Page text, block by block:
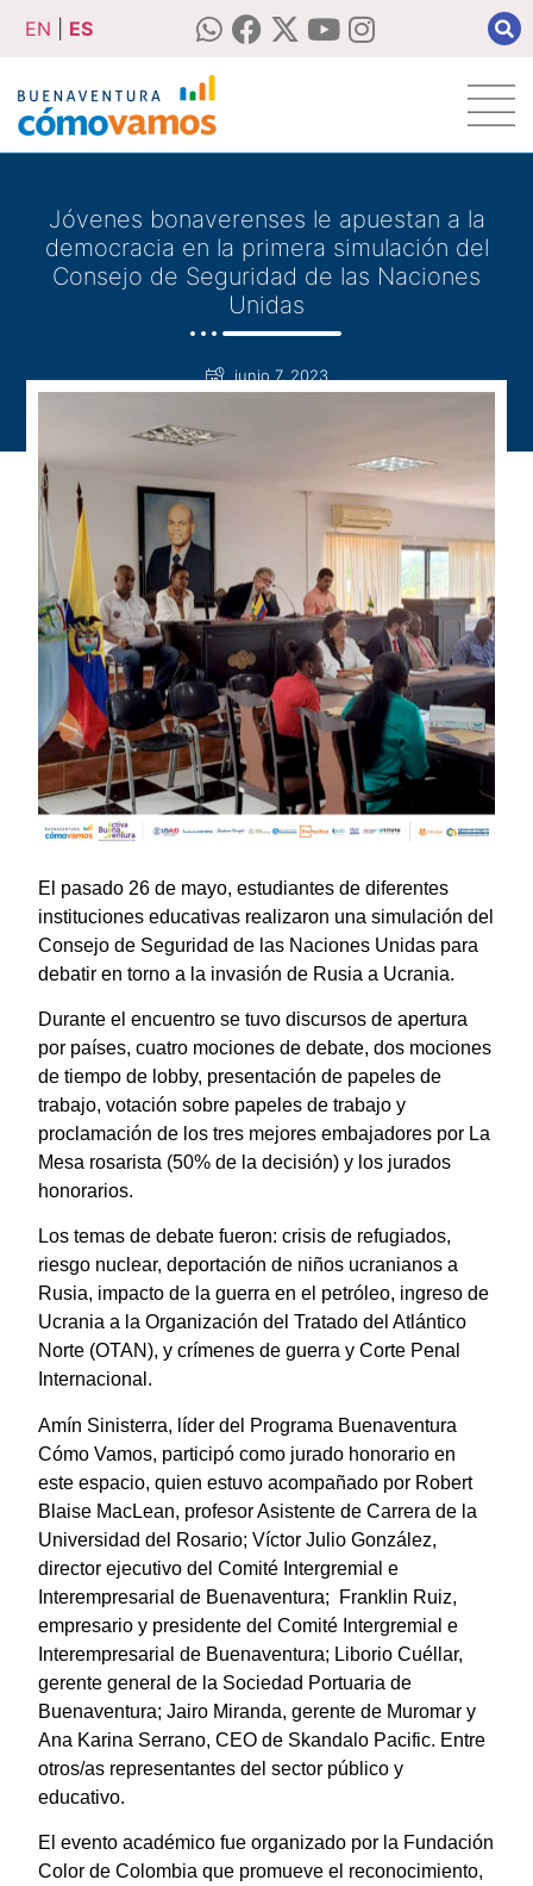
EN ES
Jóvenes bonaverenses le apuestan a la
democracia en la primera simulación del
Consejo de Seguridad de las Naciones
Unidas
junio 7, 2023
El pasado 26 de mayo, estudiantes de diferentes
instituciones educativas realizaron una simulación del
Consejo de Seguridad de las Naciones Unidas para
debatir en torno a la invasión de Rusia a Ucrania.
Durante el encuentro se tuvo discursos de apertura
por países, cuatro mociones de debate, dos mociones
de tiempo de lobby, presentación de papeles de
trabajo, votación sobre papeles de trabajo y
proclamación de los tres mejores embajadores por La
Mesa rosarista (50% de la decisión) y los jurados
honorarios.
Los temas de debate fueron: crisis de refugiados,
riesgo nuclear, deportación de niños ucranianos a
Rusia, impacto de la guerra en el petróleo, ingreso de
Ucrania a la Organización del Tratado del Atlántico
Norte (OTAN), y crímenes de guerra y Corte Penal
Internacional.
Amín Sinisterra, líder del Programa Buenaventura
Cómo Vamos, participó como jurado honorario en
este espacio, quien estuvo acompañado por Robert
Blaise MacLean, profesor Asistente de Carrera de la
Universidad del Rosario; Víctor Julio González,
director ejecutivo del Comité Intergremial e
Interempresarial de Buenaventura; Franklin Ruiz,
empresario y presidente del Comité Intergremial e
Interempresarial de Buenaventura; Liborio Cuéllar,
gerente general de la Sociedad Portuaria de
Buenaventura; Jairo Miranda, gerente de Muromar y
Ana Karina Serrano, CEO de Skandalo Pacific. Entre
otros/as representantes del sector público y
educativo.
El evento académico fue organizado por la Fundación
Color de Colombia que promueve el reconocimiento,